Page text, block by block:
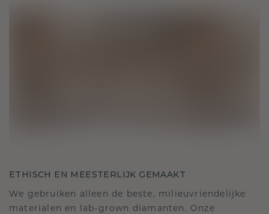
ETHISCH EN MEESTERLIJK GEMAAKT
We gebruiken alleen de beste, milieuvriendelijke
materialen en lab-grown diamanten. Onze